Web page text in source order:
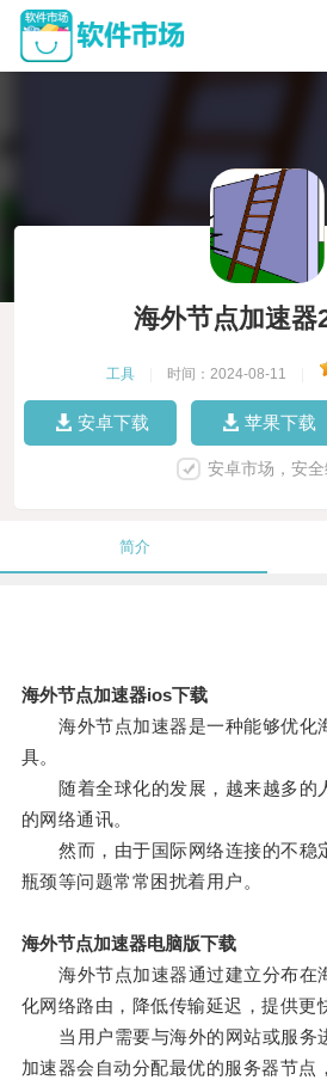
海外节点加速器
工具 时间：2024-08-11
安卓下载 苹果下载
安卓市场，安
简介
海外节点加速器ios下载
海外节点加速器是一种能够优化
具。
随着全球化的发展，越来越多的
的网络通讯。
然而，由于国际网络连接的不稳
瓶颈等问题常常困扰着用户。
海外节点加速器电脑版下载
海外节点加速器通过建立分布在
化网络路由，降低传输延迟，提供更
当用户需要与海外的网站或服务
加速器会自动分配最优的服务器节点